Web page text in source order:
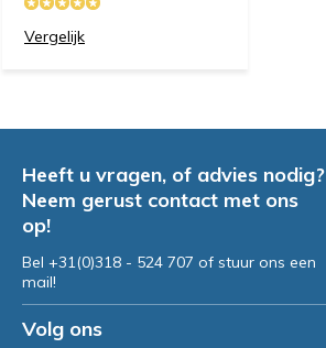
Vergelijk
Heeft u vragen, of advies nodig?
Neem gerust contact met ons
op!
Bel +31(0)318 - 524 707 of stuur ons een
mail!
Volg ons